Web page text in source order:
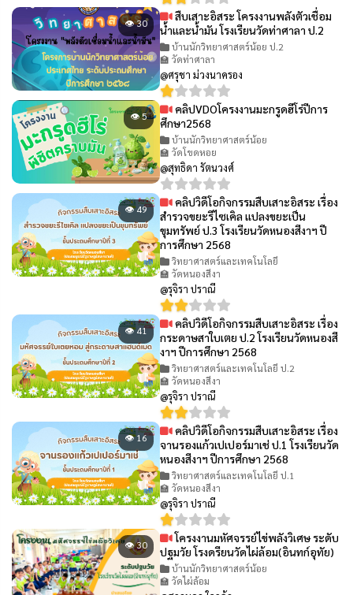
👁 30
สืบเสาะอิสระ โครงงานพลังตัวเชื่อม
น้ำและน้ำมัน โรงเรียนวัดท่าศาลา ป.2
บ้านนักวิทยาศาสตร์น้อย ป.2
🏫 วัดท่าศาลา
@ศรุชา ม่วงนาครอง
👁 5
คลิปVDOโครงงานมะกรูดฮีโร่ปีการ
ศึกษา2568
บ้านนักวิทยาศาสตร์น้อย
🏫 วัดโขดหอย
@สุทธิดา รัตนวงศ์
👁 49
คลิปวิดีโอกิจกรรมสืบเสาะอิสระ เรื่อง
สำรวจขยะรีไซเคิล แปลงขยะเป็น
ขุมทรัพย์ ป.3 โรงเรียนวัดหนองสีงาฯ ปี
การศึกษา 2568
วิทยาศาสตร์และเทคโนโลยี
🏫 วัดหนองสีงา
@รุจิรา ปราณี
👁 41
คลิปวิดีโอกิจกรรมสืบเสาะอิสระ เรื่อง
กระดาษสาใบเตย ป.2 โรงเรียนวัดหนองสี
งาฯ ปีการศึกษา 2568
วิทยาศาสตร์และเทคโนโลยี ป.2
🏫 วัดหนองสีงา
@รุจิรา ปราณี
👁 16
คลิปวิดีโอกิจกรรมสืบเสาะอิสระ เรื่อง
จานรองแก้วเปเปอร์มาเช่ ป.1 โรงเรียนวัด
หนองสีงาฯ ปีการศึกษา 2568
วิทยาศาสตร์และเทคโนโลยี ป.1
🏫 วัดหนองสีงา
@รุจิรา ปราณี
👁 30
โครงงานมหัศจรรย์ไข่พลังวิเศษ ระดับ
ปฐมวัย โรงดรียนวัดไผ่ล้อม(อินทก์อุทัย)
บ้านนักวิทยาศาสตร์น้อย
🏫 วัดไผ่ล้อม